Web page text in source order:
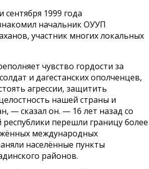
1999 года
начальник ОУУП
участник многих локальных
чувство гордости за
и дагестанских ополченцев,
агрессии, защитить
нашей страны и
— сказал он. — 16 лет назад со
перешли границу более
международных
населённые пункты
районов.